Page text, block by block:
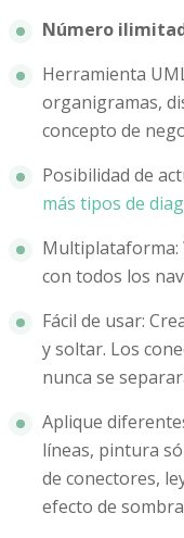
Número
Herramienta
organigramas,
concepto de
Posibilidad de
más tipos de
Multiplataforma:
con todos los
Fácil de usar:
y soltar. Los
nunca se
Aplique
líneas, pintura
de conectores,
efecto de